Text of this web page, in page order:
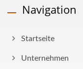
Navigation
Startseite
Unternehmen